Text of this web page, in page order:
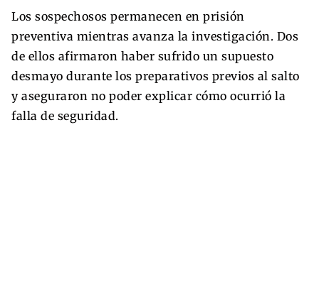
Los sospechosos permanecen en prisión
preventiva mientras avanza la investigación. Dos
de ellos afirmaron haber sufrido un supuesto
desmayo durante los preparativos previos al salto
y aseguraron no poder explicar cómo ocurrió la
falla de seguridad.